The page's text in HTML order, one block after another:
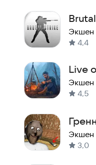
Экшен
4,4
Live
Экшен
4,5
Play
Экшен
3,0